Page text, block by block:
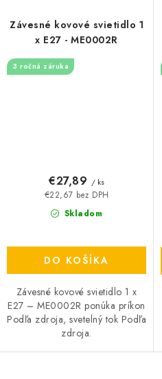
Závesné kovové svietidlo 1
x E27 - ME0002R
3 ročná záruka
Skladom
€22,67 bez DPH
€27,89 / ks
DO KOŠÍKA
Závesné kovové svietidlo 1 x
E27 – ME0002R ponúka príkon
Podľa zdroja, svetelný tok Podľa
zdroja.